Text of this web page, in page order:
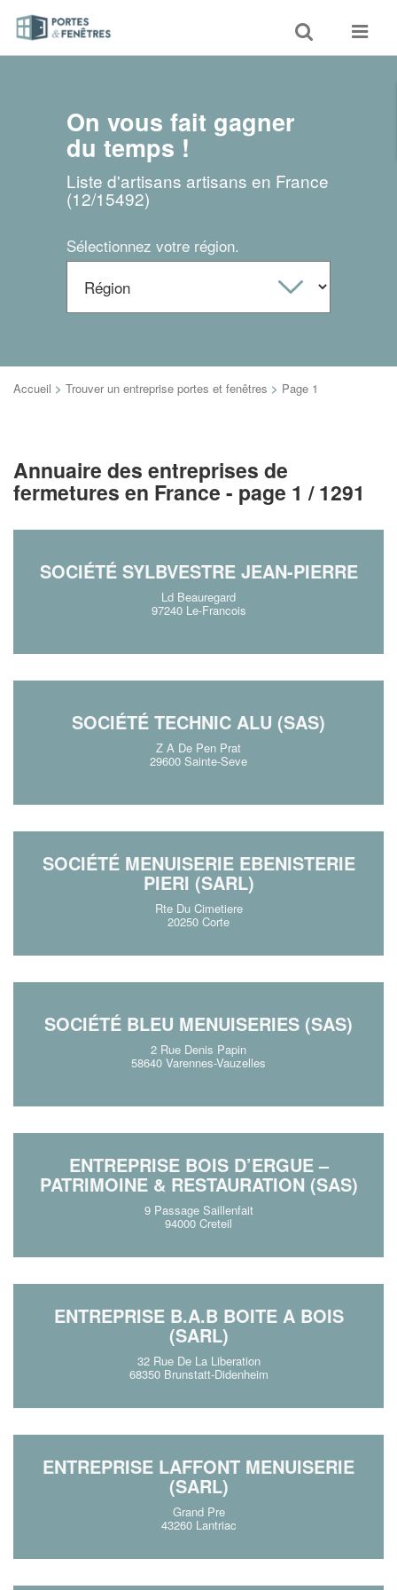
Toggle
search
Toggle
On vous fait gagner
du temps !
Liste d'artisans artisans en France
(12/15492)
Sélectionnez votre région.
Accueil > Trouver un entreprise portes et fenêtres > Page 1
Annuaire des entreprises de
fermetures en France - page 1 / 1291
SOCIÉTÉ SYLBVESTRE JEAN-PIERRE
Ld Beauregard
97240 Le-Francois
SOCIÉTÉ TECHNIC ALU (SAS)
Z A De Pen Prat
29600 Sainte-Seve
SOCIÉTÉ MENUISERIE EBENISTERIE
PIERI (SARL)
Rte Du Cimetiere
20250 Corte
SOCIÉTÉ BLEU MENUISERIES (SAS)
2 Rue Denis Papin
58640 Varennes-Vauzelles
ENTREPRISE BOIS D’ERGUE –
PATRIMOINE & RESTAURATION (SAS)
9 Passage Saillenfait
94000 Creteil
ENTREPRISE B.A.B BOITE A BOIS
(SARL)
32 Rue De La Liberation
68350 Brunstatt-Didenheim
ENTREPRISE LAFFONT MENUISERIE
(SARL)
Grand Pre
43260 Lantriac